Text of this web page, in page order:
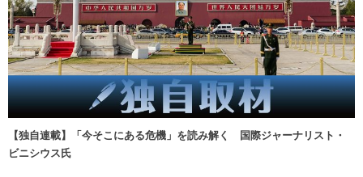
【独自連載】「今そこにある危機」を読み解く 国際ジャーナリスト・
ビニシウス氏